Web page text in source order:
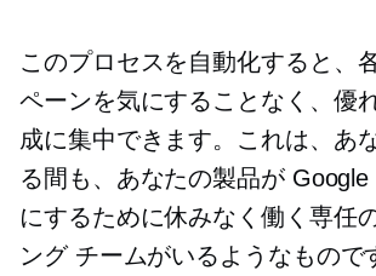
このプロセスを自動化すると、
ペーンを気にすることなく、優
成に集中できます。これは、あ
る間も、あなたの製品が Google
にするために休みなく働く専任
ング チームがいるようなもので